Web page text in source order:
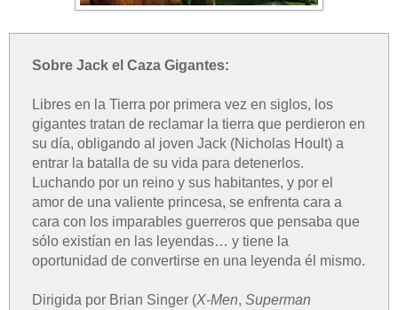
Sobre Jack el Caza Gigantes:
Libres en la Tierra por primera vez en siglos, los
gigantes tratan de reclamar la tierra que perdieron en
su día, obligando al joven Jack (Nicholas Hoult) a
entrar la batalla de su vida para detenerlos.
Luchando por un reino y sus habitantes, y por el
amor de una valiente princesa, se enfrenta cara a
cara con los imparables guerreros que pensaba que
sólo existían en las leyendas… y tiene la
oportunidad de convertirse en una leyenda él mismo.
Dirigida por Brian Singer (X-Men, Superman